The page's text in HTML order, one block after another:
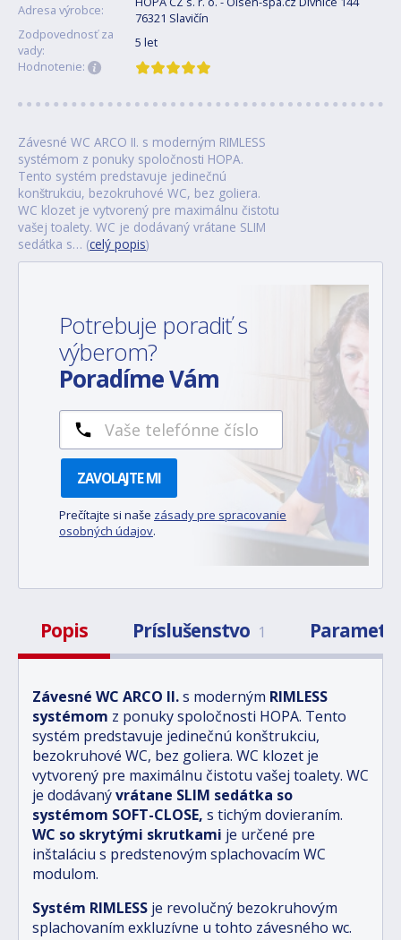
Adresa výrobce:
76321 Slavičín
Zodpovednosť za
vady:
5 let
Hodnotenie:
Závesné WC ARCO II. s moderným RIMLESS
systémom z ponuky spoločnosti HOPA.
Tento systém predstavuje jedinečnú
konštrukciu, bezokruhové WC, bez goliera.
WC klozet je vytvorený pre maximálnu čistotu
vašej toalety. WC je dodávaný vrátane SLIM
sedátka s… (celý popis)
Potrebuje poradiť s
výberom?
Poradíme Vám
ZAVOLAJTE MI
Prečítajte si naše zásady pre spracovanie
osobných údajov.
Popis Príslušenstvo 1
Závesné WC ARCO II.s moderným RIMLESS
systémom z ponuky spoločnosti HOPA. Tento
systém predstavuje jedinečnú konštrukciu,
bezokruhové WC, bez goliera. WC klozet je
vytvorený pre maximálnu čistotu vašej toalety. WC
je dodávanývrátane SLIM sedátka so
systémom SOFT-CLOSE, s tichým dovieraním.
WC so skrytými skrutkami je určené pre
inštaláciu s predstenovým splachovacím WC
modulom.
Systém RIMLESS je revolučný bezokruhovým
splachovaním exkluzívne u tohto závesného wc.